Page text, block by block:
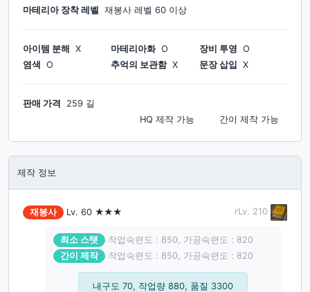
마테리아 장착 레벨
재봉사 레벨 60 이상
아이템 분해 X 마테리아화 O 장비 투영 O
염색
O 추억의 보관함 X 문장 삽입 X
판매 가격
259 길
간이 제작 가능
HQ 제작 가능
제작 정보
재봉사 Lv. 60 ★★★ rLv. 210
최소 스탯
작업숙련도 : 850, 가공숙련도 : 820
간이 제작
작업숙련도 : 850, 가공숙련도 : 820
내구도 70, 작업량 880, 품질 3300